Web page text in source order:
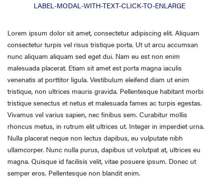
LABEL-MODAL-WITH-TEXT-CLICK-TO-ENLARGE
Lorem ipsum dolor sit amet, consectetur adipiscing elit. Aliquam
consectetur turpis vel risus tristique porta. Ut ut arcu accumsan
nunc aliquam aliquam sed eget dui. Nam eu est non enim
malesuada placerat. Etiam sit amet est porta magna iaculis
venenatis at porttitor ligula. Vestibulum eleifend diam ut enim
tristique, non ultrices mauris gravida. Pellentesque habitant morbi
tristique senectus et netus et malesuada fames ac turpis egestas.
Vivamus vel varius sapien, nec finibus sem. Curabitur mollis
rhoncus metus, in rutrum elit ultrices ut. Integer in imperdiet urna.
Nulla placerat neque non lectus dapibus, eu vulputate nibh
ullamcorper. Nunc nulla purus, dapibus ut volutpat at, ultrices eu
magna. Quisque id facilisis velit, vitae posuere ipsum. Donec ut
semper eros. Pellentesque non blandit enim.